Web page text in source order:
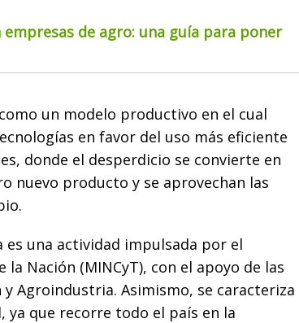
empresas de agro: una guía para poner
un modelo productivo en el cual
en favor del uso más eficiente
donde el desperdicio se convierte en
nuevo producto y se aprovechan las
es una actividad impulsada por el
la Nación (MINCyT), con el apoyo de las
Agroindustria. Asimismo, se caracteriza
ya que recorre todo el país en la